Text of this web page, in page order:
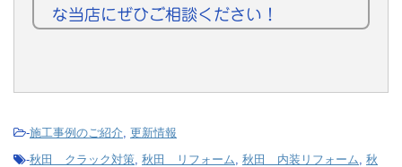
な当店にぜひご相談ください！
-施工事例のご紹介 更新情報
-秋田 クラック対策 秋田 リフォーム 秋田 内装リフォーム 秋